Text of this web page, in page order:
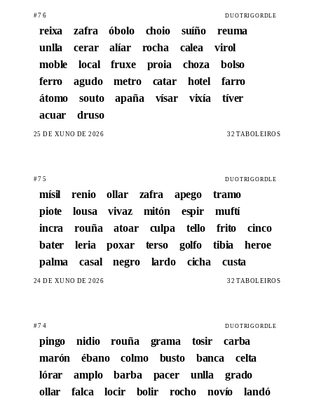
#76 DUOTRIGORDLE
reixa zafra óbolo choio suíño
reuma
unlla
cerar alíar rocha calea
virol
moble
local fruxe proia choza
bolso
ferro
agudo metro catar hotel
farro
átomo
souto apaña vísar vixía
tíver
acuar
druso
25 DE XUÑO DE 2026 32 TABOLEIROS
#75 DUOTRIGORDLE
mísil renio ollar zafra apego
tramo
piote
lousa vivaz mitón espir
muftí
incra
rouña atoar culpa tello frito
cinco
bater
leria poxar terso golfo tibia
heroe
palma
casal negro lardo cicha custa
24 DE XUÑO DE 2026 32 TABOLEIROS
#74 DUOTRIGORDLE
pingo nidio rouña grama tosir
carba
marón
ébano colmo busto banca
celta
lórar
amplo barba pacer unlla
grado
ollar
falca locir bolir rocho novío
landó